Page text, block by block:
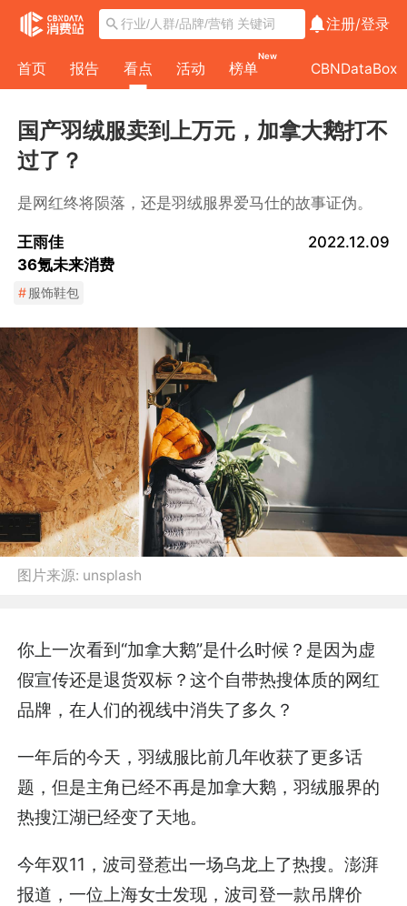
注册/登录
首页 报告 看点 活动 榜单
New
CBNDataBox
国产羽绒服卖到上万元，加拿大鹅打不
过了？
是网红终将陨落，还是羽绒服界爱马仕的故事证伪。
王雨佳
36氪未来消费
2022.12.09
#服饰鞋包
图片来源: unsplash
你上一次看到“加拿大鹅”是什么时候？是因为虚
假宣传还是退货双标？这个自带热搜体质的网红
品牌，在人们的视线中消失了多久？
一年后的今天，羽绒服比前几年收获了更多话
题，但是主角已经不再是加拿大鹅，羽绒服界的
热搜江湖已经变了天地。
今年双11，波司登惹出一场乌龙上了热搜。澎湃
报道，一位上海女士发现，波司登一款吊牌价